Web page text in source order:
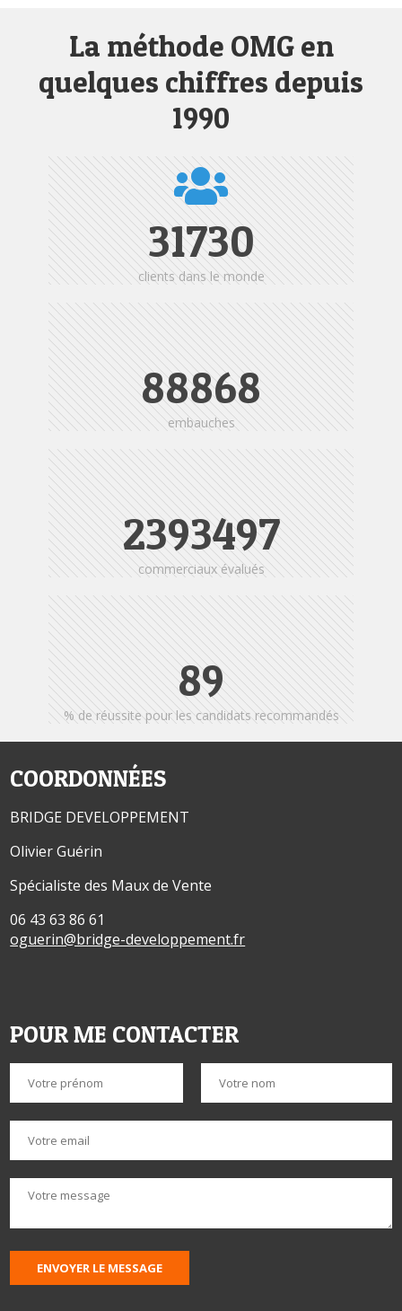
La méthode OMG en
quelques chiffres depuis
1990
31730
clients dans le monde
88868
embauches
2405123
commerciaux évalués
95
% de réussite pour les candidats recommandés
COORDONNÉES
BRIDGE DEVELOPPEMENT
Olivier Guérin
Spécialiste des Maux de Vente
06 43 63 86 61
oguerin@bridge-developpement.fr
POUR ME CONTACTER
ENVOYER LE MESSAGE